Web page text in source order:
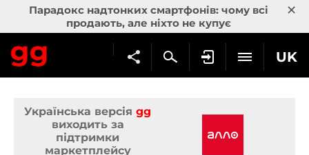
Парадокс надтонких смартфонів: чому всі
продають, але ніхто не купує
×
UK
Українська версія gg
виходить за
підтримки
маркетплейсу